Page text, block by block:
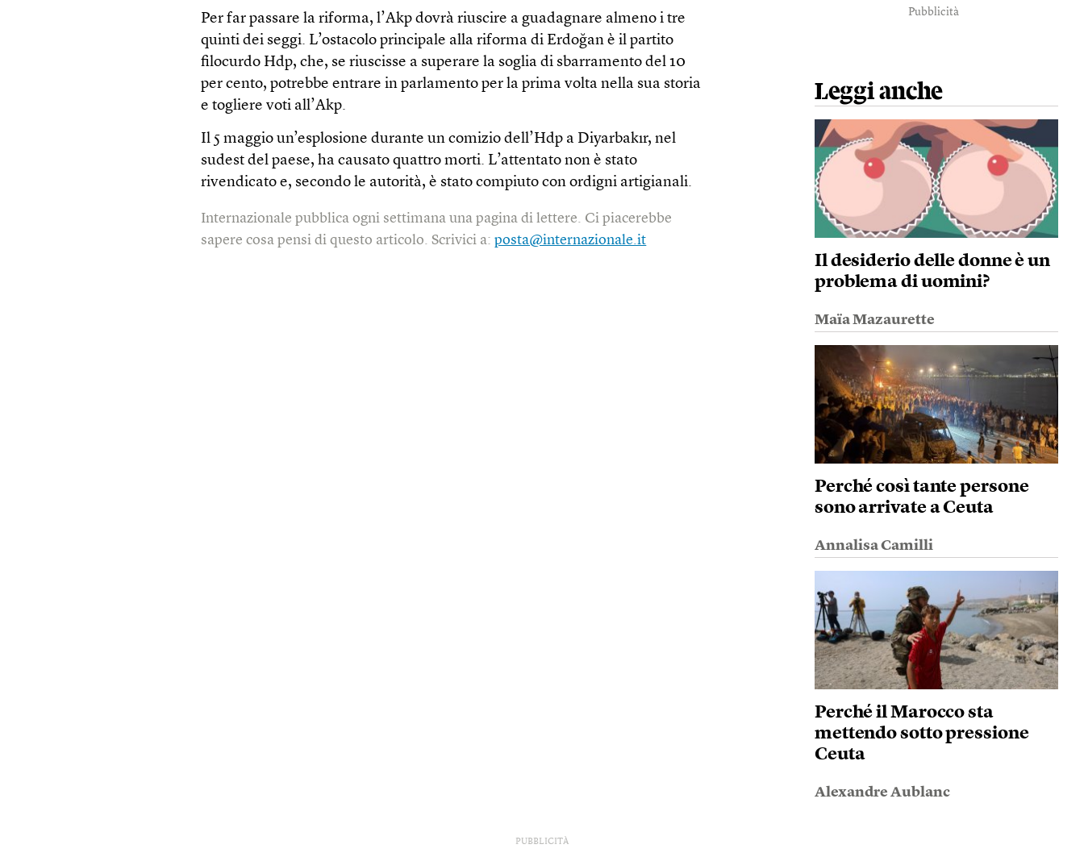
Per far passare la riforma, l’Akp dovrà riuscire a guadagnare almeno i tre
quinti dei seggi. L’ostacolo principale alla riforma di Erdoğan è il partito
filocurdo Hdp, che, se riuscisse a superare la soglia di sbarramento del 10
per cento, potrebbe entrare in parlamento per la prima volta nella sua storia
e togliere voti all’Akp.
Il 5 maggio un’esplosione durante un comizio dell’Hdp a Diyarbakır, nel
sudest del paese, ha causato quattro morti. L’attentato non è stato
rivendicato e, secondo le autorità, è stato compiuto con ordigni artigianali.
Internazionale pubblica ogni settimana una pagina di lettere. Ci piacerebbe
sapere cosa pensi di questo articolo. Scrivici a:posta@internazionale.it
Pubblicità
Leggi anche
Il desiderio delle donne è un
problema di uomini?
Maïa Mazaurette
Perché così tante persone
sono arrivate a Ceuta
Annalisa Camilli
Perché il Marocco sta
mettendo sotto pressione
Ceuta
Alexandre Aublanc
PUBBLICITÀ